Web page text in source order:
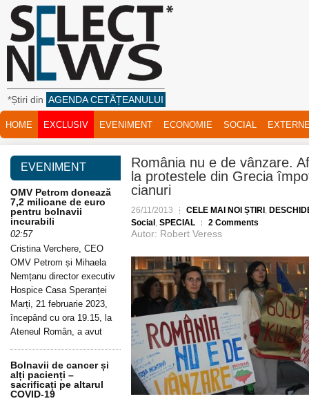
*Știri din AGENDA CETĂȚEANULUI
HOME EXCLUSIV EVENIMENT ECONOMIE SOCIAL
România nu e de vânzare.
la protestele din Grecia
cianuri
26/11/2013 CELE MAI NOI ȘTIRI ,
Social , SPECIAL 2 Comments
Autor: Robert Veress
EVENIMENT
OMV Petrom donează
7,2 milioane de euro
pentru bolnavii
incurabili
02:57
Cristina Verchere, CEO
OMV Petrom și Mihaela
Nemțanu director executiv
Hospice Casa Speranței
Marți, 21 februarie 2023,
începând cu ora 19.15, la
Ateneul Român, a avut
Bolnavii de cancer și
alți pacienți –
sacrificați pe altarul
COVID-19